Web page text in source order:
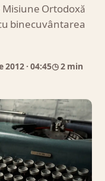
Ortodoxă
binecuvântarea
2012· 04:45◷ 2 min